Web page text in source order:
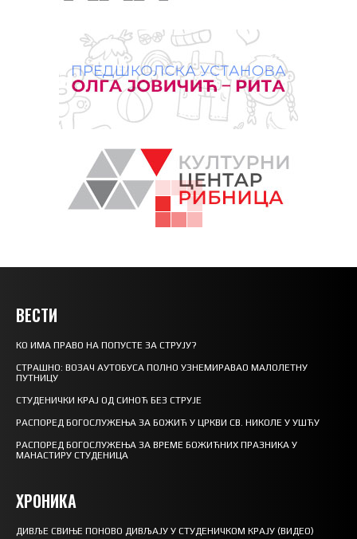
ВЕСТИ
КО ИМА ПРАВО НА ПОПУСТЕ ЗА СТРУЈУ?
СТРАШНО: ВОЗАЧ АУТОБУСА ПОЛНО УЗНЕМИРАВАО МАЛОЛЕТНУ
ПУТНИЦУ
СТУДЕНИЧКИ КРАЈ ОД СИНОЋ БЕЗ СТРУЈЕ
РАСПОРЕД БОГОСЛУЖЕЊА ЗА БОЖИЋ У ЦРКВИ СВ. НИКОЛЕ У УШЋУ
РАСПОРЕД БОГОСЛУЖЕЊА ЗА ВРЕМЕ БОЖИЋНИХ ПРАЗНИКА У
МАНАСТИРУ СТУДЕНИЦА
ХРОНИКА
ДИВЉЕ СВИЊЕ ПОНОВО ДИВЉАЈУ У СТУДЕНИЧКОМ КРАЈУ (ВИДЕО)